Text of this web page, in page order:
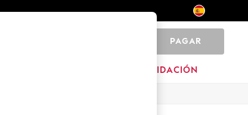
PAGAR
LIQUIDACIÓN